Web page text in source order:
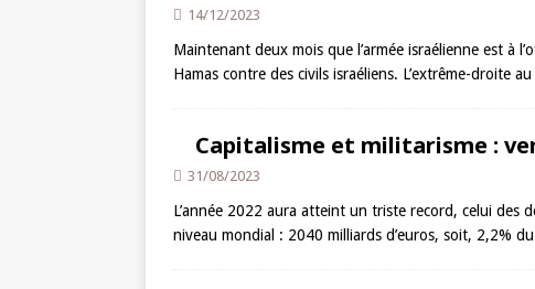
14/12/2023
Maintenant deux mois que l’armée israélienne est à
Hamas contre des civils israéliens. L’extrême-droite
Capitalisme et militarisme :
31/08/2023
L’année 2022 aura atteint un triste record, celui des
niveau mondial : 2040 milliards d’euros, soit, 2,2%